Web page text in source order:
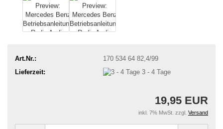
Art.Nr.:
170 534 64 82,4/99
Lieferzeit:
3 - 4 Tage
19,95 EUR
inkl. 7% MwSt. zzgl. Versand